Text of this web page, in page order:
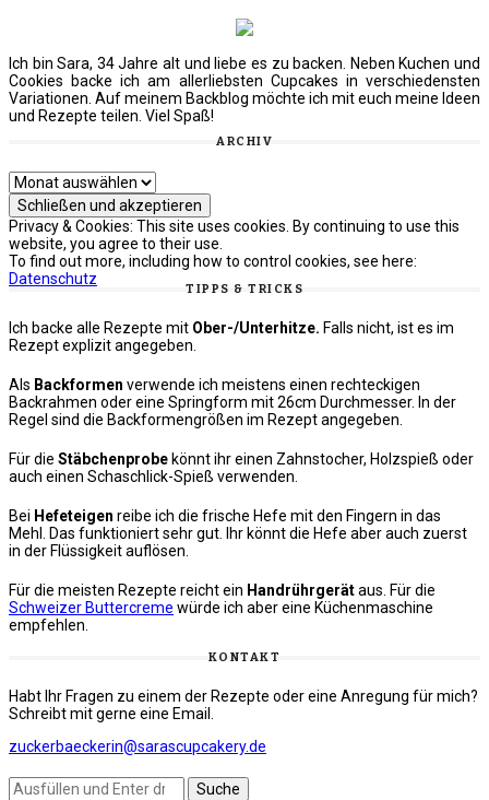
Ich bin Sara, 34 Jahre alt und liebe es zu backen. Neben Kuchen und
Cookies backe ich am allerliebsten Cupcakes in verschiedensten
Variationen. Auf meinem Backblog möchte ich mit euch meine Ideen
und Rezepte teilen. Viel Spaß!
ARCHIV
Archiv
Privacy & Cookies: This site uses cookies. By continuing to use this
website, you agree to their use.
To find out more, including how to control cookies, see here:
Datenschutz
TIPPS & TRICKS
Ich backe alle Rezepte mit Ober-/Unterhitze. Falls nicht, ist es im
Rezept explizit angegeben.
Als Backformen verwende ich meistens einen rechteckigen
Backrahmen oder eine Springform mit 26cm Durchmesser. In der
Regel sind die Backformengrößen im Rezept angegeben.
Für die Stäbchenprobe könnt ihr einen Zahnstocher, Holzspieß oder
auch einen Schaschlick-Spieß verwenden.
Bei Hefeteigen reibe ich die frische Hefe mit den Fingern in das
Mehl. Das funktioniert sehr gut. Ihr könnt die Hefe aber auch zuerst
in der Flüssigkeit auflösen.
Für die meisten Rezepte reicht ein Handrührgerätaus. Für die
Schweizer Buttercreme würde ich aber eine Küchenmaschine
empfehlen.
KONTAKT
Habt Ihr Fragen zu einem der Rezepte oder eine Anregung für mich?
Schreibt mit gerne eine Email.
zuckerbaeckerin@sarascupcakery.de
Suchst